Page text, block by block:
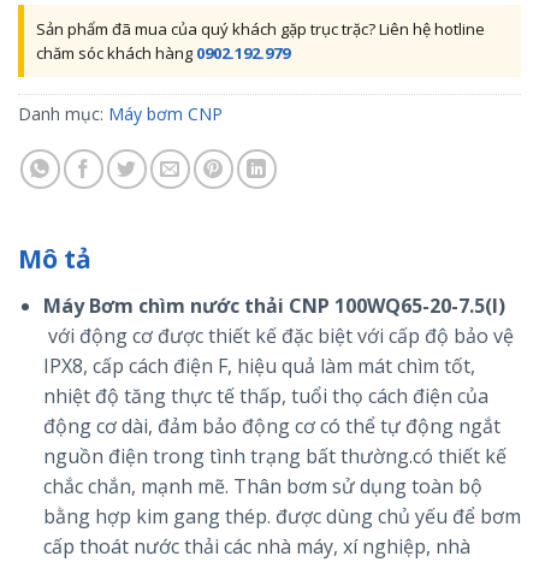
Sản phẩm đã mua của quý khách gặp trục trặc? Liên hệ hotline
chăm sóc khách hàng 0902.192.979
Danh mục: Máy bơm CNP
Mô tả
Máy Bơm chìm nước thải CNP 100WQ65-20-7.5(I)
với động cơ được thiết kế đặc biệt với cấp độ bảo vệ
IPX8, cấp cách điện F, hiệu quả làm mát chìm tốt,
nhiệt độ tăng thực tế thấp, tuổi thọ cách điện của
động cơ dài, đảm bảo động cơ có thể tự động ngắt
nguồn điện trong tình trạng bất thường.có thiết kế
chắc chắn, mạnh mẽ. Thân bơm sử dụng toàn bộ
bằng hợp kim gang thép. được dùng chủ yếu để bơm
cấp thoát nước thải các nhà máy, xí nghiệp, nhà